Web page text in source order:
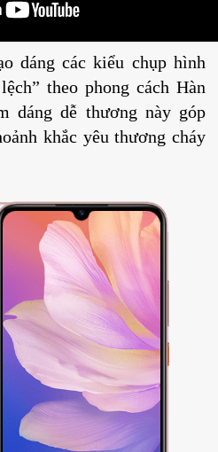
dáng các kiểu chụp hình
theo phong cách Hàn
dáng dễ thương này góp
khắc yêu thương cháy